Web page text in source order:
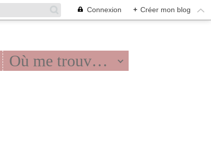
Connexion + Créer mon blog
Où me trouver ?